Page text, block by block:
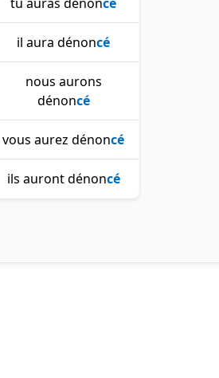
il aura dénoncé
nous aurons
dénoncé
vous aurez dénoncé
ils auront dénoncé